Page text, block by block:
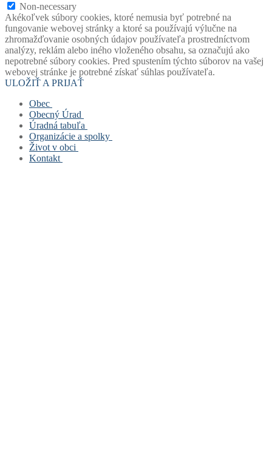
Non-necessary
Akékoľvek súbory cookies, ktoré nemusia byť potrebné na
fungovanie webovej stránky a ktoré sa používajú výlučne na
zhromažďovanie osobných údajov používateľa prostredníctvom
analýzy, reklám alebo iného vloženého obsahu, sa označujú ako
nepotrebné súbory cookies. Pred spustením týchto súborov na vašej
webovej stránke je potrebné získať súhlas používateľa.
ULOŽIŤ A PRIJAŤ
Obec
Stará verzia webu
História obce
Mapový portál obce
Štatút obce
Symboly obce
Obecný Úrad
Obecný úrad
Starosta obce
Zástupca starostu
Hlavný kontrolór
Úradná tabuľa
Úradná tabuľa
Povinne zverejňované dokumenty
Civilná ochrana
Organizácie a spolky
Základná a materská škola
Obecná knižnica
Život v obci
Život v obci
Kontakt